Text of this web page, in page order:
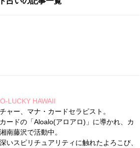
LUCKY HAWAII
ャー、マナ・カードセラピスト。
ードの「Aloalo(アロアロ)」に導かれ、カ
南藤沢で活動中。
いスピリチュアリティに触れたよろこび、